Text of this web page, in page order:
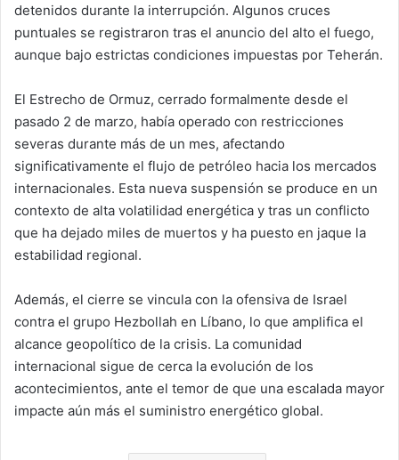
detenidos durante la interrupción. Algunos cruces
puntuales se registraron tras el anuncio del alto el fuego,
aunque bajo estrictas condiciones impuestas por Teherán.
El Estrecho de Ormuz, cerrado formalmente desde el
pasado 2 de marzo, había operado con restricciones
severas durante más de un mes, afectando
significativamente el flujo de petróleo hacia los mercados
internacionales. Esta nueva suspensión se produce en un
contexto de alta volatilidad energética y tras un conflicto
que ha dejado miles de muertos y ha puesto en jaque la
estabilidad regional.
Además, el cierre se vincula con la ofensiva de Israel
contra el grupo Hezbollah en Líbano, lo que amplifica el
alcance geopolítico de la crisis. La comunidad
internacional sigue de cerca la evolución de los
acontecimientos, ante el temor de que una escalada mayor
impacte aún más el suministro energético global.